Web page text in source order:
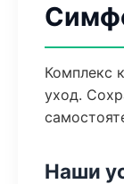
Комплекс
уход.
Наши